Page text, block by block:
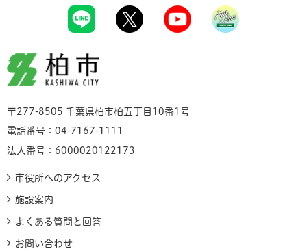
柏市
〒277-8505 千葉県柏市柏五丁目10番1号
電話番号：04-7167-1111
法人番号：6000020122173
市役所へのアクセス
施設案内
よくある質問と回答
お問い合わせ